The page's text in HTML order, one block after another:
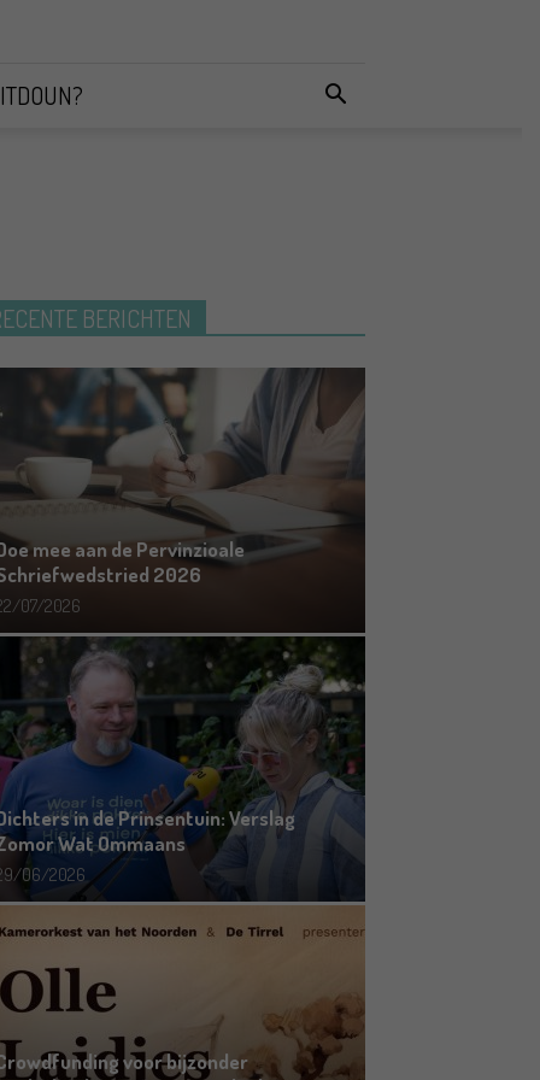
BERICHTEN
mee aan de Pervinzioale
2026
07/2026
in de Prinsentuin: Verslag
Wat Ommaans
06/2026
voor bijzonder